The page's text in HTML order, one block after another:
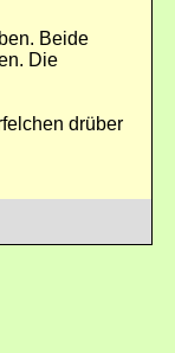
Beide
Die
drüber